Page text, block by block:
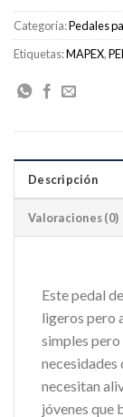
Categoría:Pedales
Etiquetas:MAPEX,
Descripción
Valoraciones (0)
Este pedal
ligeros pero
simples
necesitan
jóvenes que